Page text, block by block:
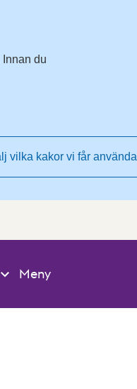
du
vilka kakor vi får använda
Meny